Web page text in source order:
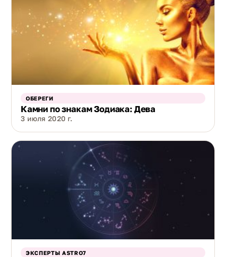
ОБЕРЕГИ
Камни по знакам Зодиака: Дева
3 июля 2020 г.
ЭКСПЕРТЫ ASTRO7